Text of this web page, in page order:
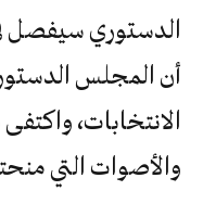
الدستوري سيفصل
أن المجلس
الانتخابات،
والأصوات التي